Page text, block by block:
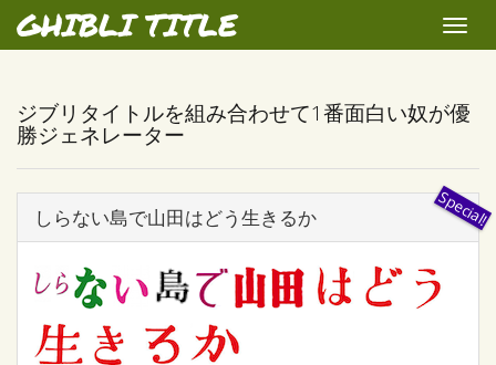
GHIBLI TITLE
Toggle
ジブリタイトルを組み合わせて1番面白い奴が優
勝ジェネレーター
しらない島で山田はどう生きるか